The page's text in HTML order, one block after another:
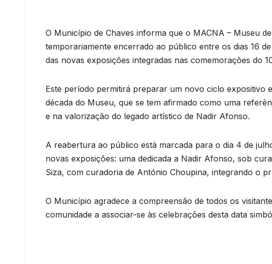
O Município de Chaves informa que o MACNA – Museu
temporariamente encerrado ao público entre os dias 16
das novas exposições integradas nas comemorações do
Este período permitirá preparar um novo ciclo expositivo
década do Museu, que se tem afirmado como uma
e na valorização do legado artístico de Nadir Afonso.
A reabertura ao público está marcada para o dia 4 de
novas exposições: uma dedicada a Nadir Afonso, sob
Siza, com curadoria de António Choupina, integrando o
O Município agradece a compreensão de todos os
comunidade a associar-se às celebrações desta data